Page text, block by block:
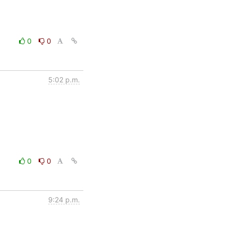
0 0
5:02 p.m.
0 0
9:24 p.m.